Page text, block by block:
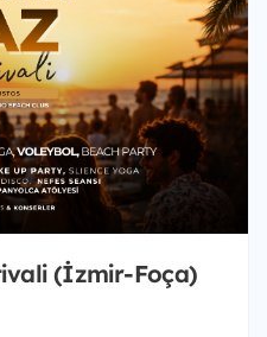
(İzmir-Foça)